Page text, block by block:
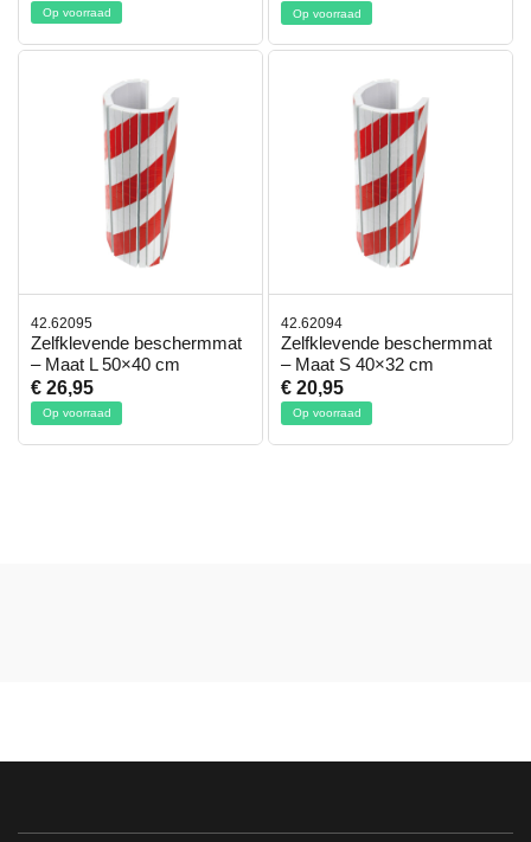
Op voorraad Op voorraad
42.62095
Zelfklevende beschermmat
– Maat L 50×40 cm
€ 26,95
Op voorraad
42.62094
Zelfklevende beschermmat
– Maat S 40×32 cm
€ 20,95
Op voorraad